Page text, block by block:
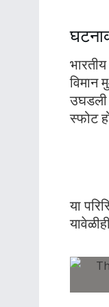
विमान
उघडली
स्फोट
या